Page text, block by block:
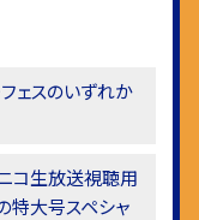
ェスのいずれか
コ生放送視聴用
特大号スペシャ